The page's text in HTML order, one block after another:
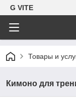
G VITE
Товары и
Кимоно для